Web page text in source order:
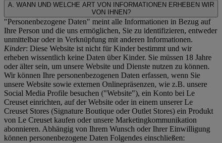
A. WANN UND WELCHE ART VON INFORMATIONEN ERHEBEN WIR
VON IHNEN?
"Personenbezogene Daten" meint alle Informationen in Bezug auf
Ihre Person und die uns ermöglichen, Sie zu identifizieren, entweder
unmittelbar oder in Verknüpfung mit anderen Informationen.
Kinder: Diese Website ist nicht für Kinder bestimmt und wir
erheben wissentlich keine Daten über Kinder. Sie müssen 18 Jahre
oder älter sein, um unsere Website und Dienste nutzen zu können.
Wir können Ihre personenbezogenen Daten erfassen, wenn Sie
unsere Website sowie externen Onlinepräsenzen, wie z.B. unsere
Social Media Profile besuchen ("Website"), ein Konto bei Le
Creuset einrichten, auf der Website oder in einem unserer Le
Creuset Stores (Signature Boutique oder Outlet Stores) ein Produkt
von Le Creuset kaufen oder unsere Marketingkommunikation
abonnieren. Abhängig von Ihrem Wunsch oder Ihrer Einwilligung
können personenbezogene Daten Folgendes einschließen: